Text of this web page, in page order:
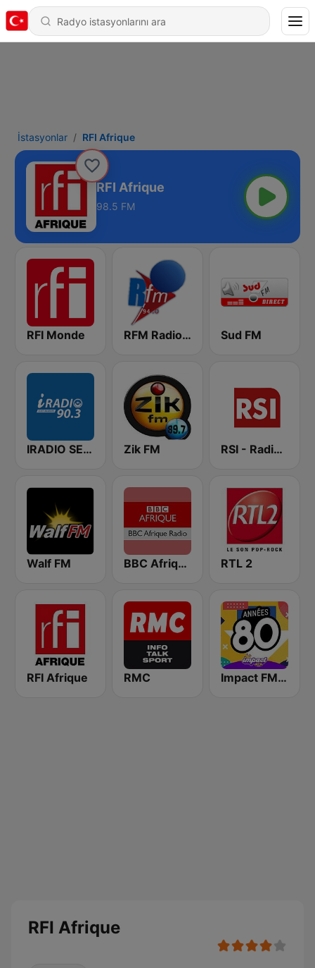
İstasyonlar RFI Afrique
RFI Afrique
98.5 FM
RFI Monde RFM Radio Futurs Medias 94.0 FM Sud FM
IRADIO SENEGAL Zik FM RSI - Radio Sénégal Internationale
Walf FM BBC Afrique RTL 2
RFI Afrique RMC Impact FM - Années 80
RFI Afrique